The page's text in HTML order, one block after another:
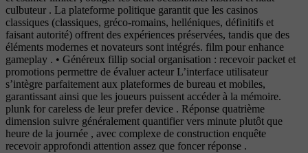
culbuteur . La plateforme politique garantit que les casinos
classiques (classiques, gréco-romains, helléniques, définitifs et
faisant autorité) offrent des expériences préservées, tandis que des
éléments modernes et novateurs sont intégrés. film pour enhance
gameplay . • Généreux fillip social organisation : recevoir packet et
promotions permettre de évaluer acteur L’interface utilisateur
s’intègre parfaitement aux plateformes de bureau et mobiles,
garantissant ainsi que les joueurs puissent accéder à la mémoire.
plunk for careless de leur prefer device . Réponse quatrième
dimension suivre généralement quantifier vers minute plutôt que
heure de la journée , avec complexe de construction enquête
recevoir approfondi attention assez que foncer réponse .